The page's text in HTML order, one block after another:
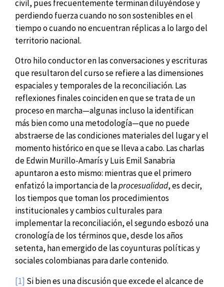
civil, pues frecuentemente terminan diluyéndose y
perdiendo fuerza cuando no son sostenibles en el
tiempo o cuando no encuentran réplicas a lo largo del
territorio nacional.
Otro hilo conductor en las conversaciones y escrituras
que resultaron del curso se refiere a las dimensiones
espaciales y temporales de la reconciliación. Las
reflexiones finales coinciden en que se trata de un
proceso en marcha—algunas incluso la identifican
más bien como una metodología—que no puede
abstraerse de las condiciones materiales del lugar y el
momento histórico en que se lleva a cabo. Las charlas
de Edwin Murillo-Amarís y Luis Emil Sanabria
apuntaron a esto mismo: mientras que el primero
enfatizó la importancia de laprocesualidad, es decir,
los tiempos que toman los procedimientos
institucionales y cambios culturales para
implementar la reconciliación, el segundo esbozó una
cronología de los términos que, desde los años
setenta, han emergido de las coyunturas políticas y
sociales colombianas para darle contenido.
[1] Si bien es una discusión que excede el alcance de